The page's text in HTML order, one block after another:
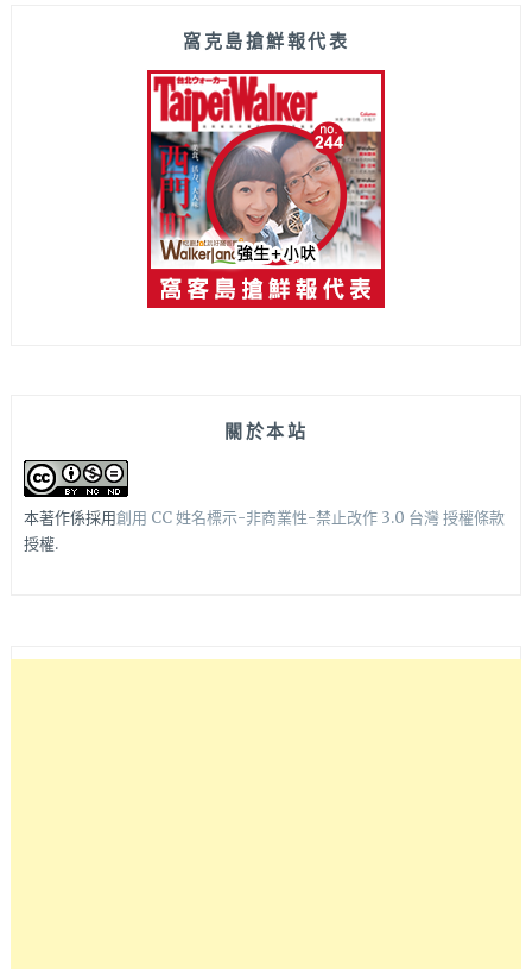
窩克島搶鮮報代表
關於本站
本著作係採用創用 CC 姓名標示-非商業性-禁止改作 3.0 台灣 授權條款
授權.